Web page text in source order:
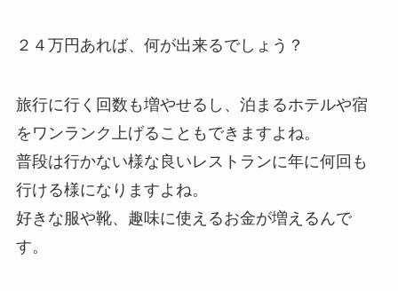
２４万円あれば、何が出来るでしょう？
旅行に行く回数も増やせるし、泊まるホテルや宿
をワンランク上げることもできますよね。
普段は行かない様な良いレストランに年に何回も
行ける様になりますよね。
好きな服や靴、趣味に使えるお金が増えるんで
す。